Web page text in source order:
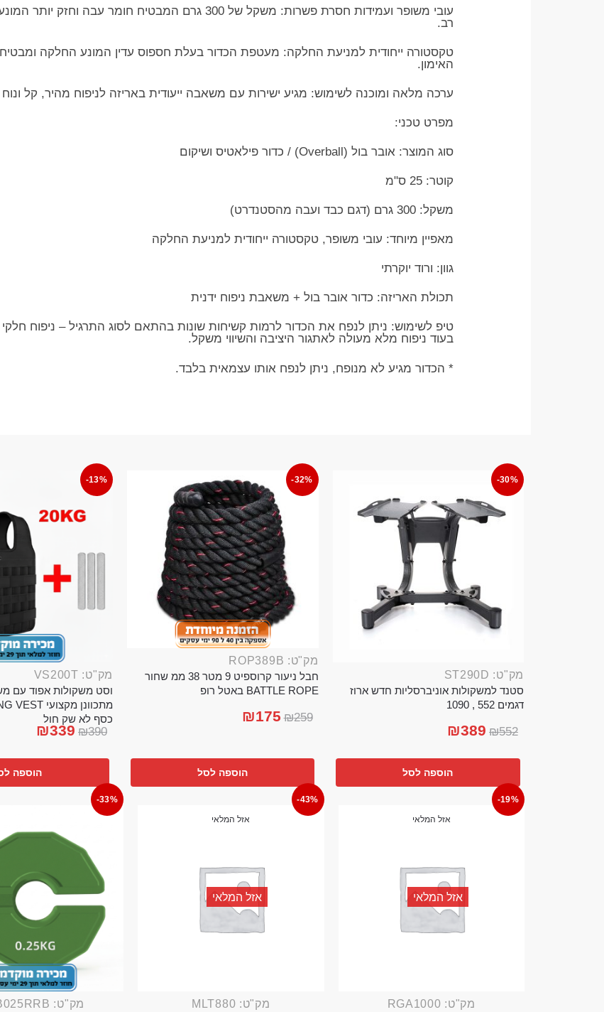
​עובי משופר ועמידות חסרת פשרות: משקל של 300 גרם המבטיח
רב.
​טקסטורה ייחודית למניעת החלקה: מעטפת הכדור בעלת חספוס עדין המונע החלקה
האימון.
​ערכה מלאה ומוכנה לשימוש: מגיע ישירות עם משאבה ייעודית באריזה לניפוח מהיר, קל
​מפרט טכני:
​סוג המוצר: אובר בול (Overball) / כדור פילאטיס ושיקום
​קוטר: 25 ס"מ
​משקל: 300 גרם (דגם כבד ועבה מהסטנדרט)
​מאפיין מיוחד: עובי משופר, טקסטורה ייחודית למניעת החלקה
​גוון: ורוד יוקרתי
​תכולת האריזה: כדור אובר בול + משאבת ניפוח ידנית
​טיפ לשימוש: ניתן לנפח את הכדור לרמות קשיחות שונות בהתאם לסוג התרגיל – ניפוח
בעוד ניפוח מלא מעולה לאתגור היציבה והשיווי משקל.
* הכדור מגיע לא מנופח, ניתן לנפח אותו עצמאית בלבד.
-30%
מק"ט: ST290D
סטנד למשקולות אוניברסליות חדש ארוז
דגמים 552 , 1090
₪552
₪389
הוספה לסל
-32%
מק"ט: ROP389B
חבל ניעור קרוספיט 9 מטר 38 ממ שחור
BATTLE ROPE באטל רופ
₪259
₪175
הוספה לסל
-13%
מק"ט: VS200T
כסף לא שק חול
₪390
₪339
הוספה
-19%
אזל המלאי
אזל המלאי
מק"ט: RGA1000
-43%
אזל המלאי
אזל המלאי
מק"ט: MLT880
-33%
מק"ט: DMB025RRB